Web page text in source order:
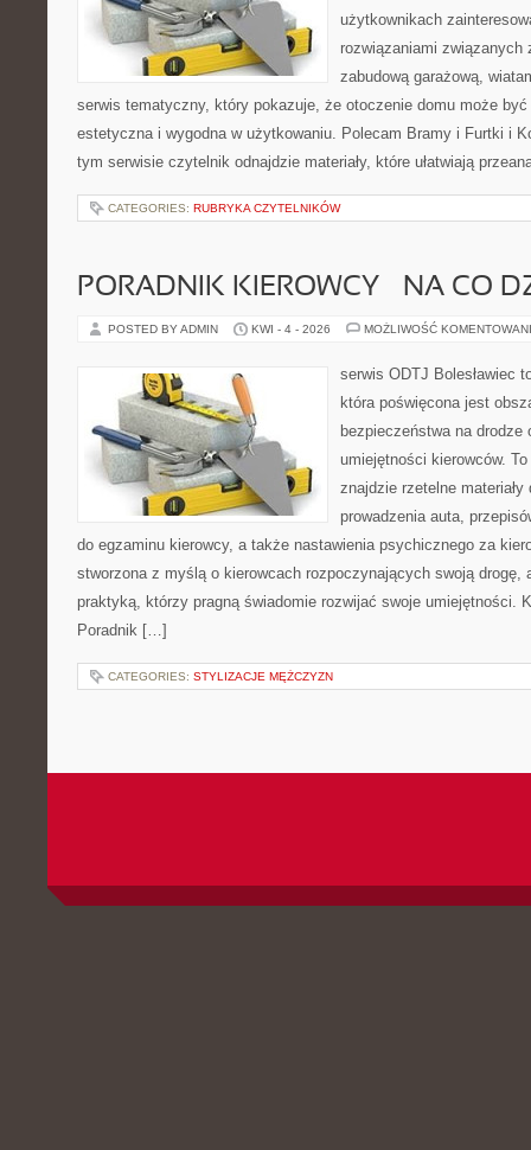
użytkownikach
rozwiązaniami związanych
zabudową garażową,
serwis tematyczny, który pokazuje, że otoczenie domu może
estetyczna i wygodna w użytkowaniu. Polecam Bramy i Furtki i
tym serwisie czytelnik odnajdzie materiały, które ułatwiają
CATEGORIES: RUBRYKA CZYTELNIKÓW
PORADNIK KIEROWCY – NA CO
POSTED BY ADMIN KWI - 4 - 2026 MOŻLIWOŚĆ
serwis ODTJ Bolesławiec
która poświęcona jest
bezpieczeństwa na drodze
umiejętności kierowców.
znajdzie rzetelne
prowadzenia auta,
do egzaminu kierowcy, a także nastawienia psychicznego za
stworzona z myślą o kierowcach rozpoczynających swoją drogę,
praktyką, którzy pragną świadomie rozwijać swoje umiejętności.
Poradnik […]
CATEGORIES: STYLIZACJE MĘŻCZYZN